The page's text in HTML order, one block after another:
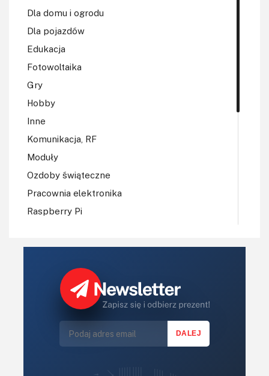
Dla domu i ogrodu
Dla pojazdów
Edukacja
Fotowoltaika
Gry
Hobby
Inne
Komunikacja, RF
Moduły
Ozdoby świąteczne
Pracownia elektronika
Raspberry Pi
Robotyka
Sterowniki silników
Technika μP, μC, PLD
Termometry i termostaty